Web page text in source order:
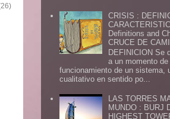
CRISIS :
Definitions and
CRUCE DE
DEFINICION Se
a un momento
funcionamiento de un sistema,
cualitativo en sentido po...
LAS TORRES
MUNDO : BURJ
HIGHEST